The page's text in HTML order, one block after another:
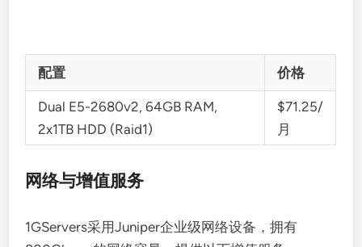
配置 价格
Dual E5-2680v2, 64GB RAM,
2x1TB HDD (Raid1)
$71.25/
月
网络与增值服务
1GServers采用Juniper企业级网络设备，拥有